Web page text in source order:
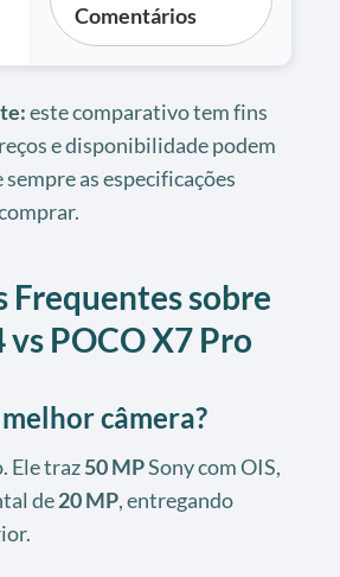
Comentários
este comparativo tem fins
e disponibilidade podem
as especificações
Frequentes sobre
POCO X7 Pro
câmera?
Ele traz50 MPSony com OIS,
de20 MP, entregando